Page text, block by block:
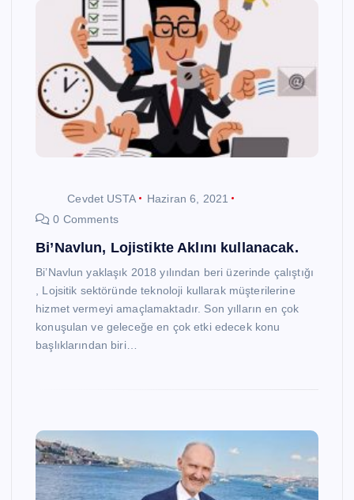
Cevdet USTA
Haziran 6, 2021
0 Comments
Bi’Navlun, Lojistikte Aklını kullanacak.
Bi’Navlun yaklaşık 2018 yılından beri üzerinde çalıştığı
, Lojsitik sektöründe teknoloji kullarak müşterilerine
hizmet vermeyi amaçlamaktadır. Son yılların en çok
konuşulan ve geleceğe en çok etki edecek konu
başlıklarından biri…